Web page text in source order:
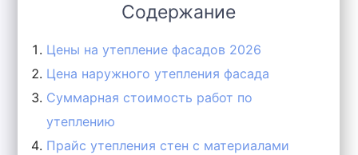
Содержание
Цены на утепление фасадов 2026
Цена наружного утепления фасада
Суммарная стоимость работ по
утеплению
Прайс утепления стен с материалами